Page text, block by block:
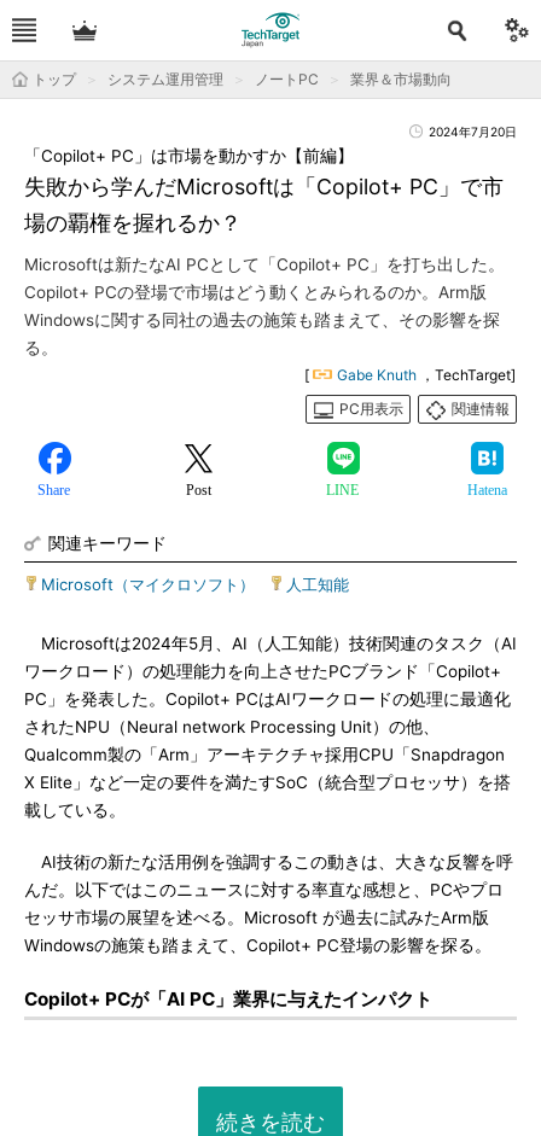
トップ システム運用管理 ノートPC 業界＆市場動向
2024年7月20日
失敗から学んだMicrosoftは「Copilot+ PC」で市
場の覇権を握れるか？
「Copilot+ PC」は市場を動かすか【前編】
Microsoftは新たなAI PCとして「Copilot+ PC」を打ち出した。
Copilot+ PCの登場で市場はどう動くとみられるのか。Arm版
Windowsに関する同社の過去の施策も踏まえて、その影響を探
る。
[ Gabe Knuth ，TechTarget]
PC用表示
関連情報
Share Post LINE Hatena
関連キーワード
Microsoft（マイクロソフト） 人工知能
Microsoftは2024年5月、AI（人工知能）技術関連のタスク（AI
ワークロード）の処理能力を向上させたPCブランド「Copilot+
PC」を発表した。Copilot+ PCはAIワークロードの処理に最適化
されたNPU（Neural network Processing Unit）の他、
Qualcomm製の「Arm」アーキテクチャ採用CPU「Snapdragon
X Elite」など一定の要件を満たすSoC（統合型プロセッサ）を搭
載している。
AI技術の新たな活用例を強調するこの動きは、大きな反響を呼
んだ。以下ではこのニュースに対する率直な感想と、PCやプロ
セッサ市場の展望を述べる。Microsoft が過去に試みたArm版
Windowsの施策も踏まえて、Copilot+ PC登場の影響を探る。
Copilot+ PCが「AI PC」業界に与えたインパクト
続きを読む